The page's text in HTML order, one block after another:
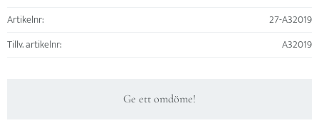
Artikelnr
27-A32019
Tillv. artikelnr
A32019
Ge ett omdöme!